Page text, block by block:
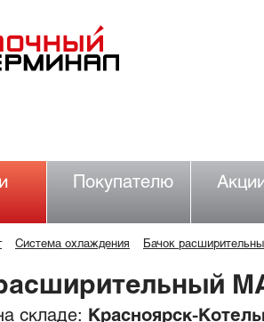
Покупателю
Система охлаждения Бачок
складе:
Красноярск-